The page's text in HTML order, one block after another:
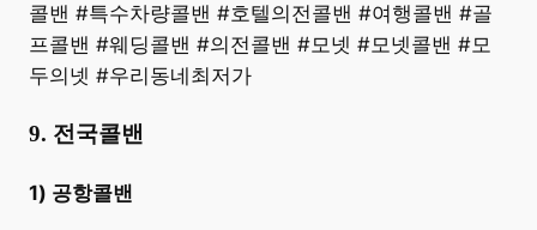
콜밴 #특수차량콜밴 #호텔의전콜밴 #여행콜밴 #골
프콜밴 #웨딩콜밴 #의전콜밴 #모넷 #모넷콜밴 #모
두의넷 #우리동네최저가
9. 전국콜밴
1) 공항콜밴